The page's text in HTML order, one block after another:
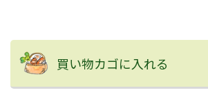
買い物カゴに入れる